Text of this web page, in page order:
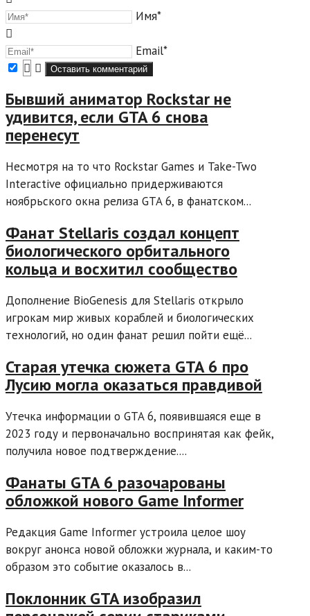
Имя*
Email*
Бывший аниматор Rockstar не
удивится, если GTA 6 снова
перенесут
Несмотря на то что Rockstar Games и Take-Two
Interactive официально придерживаются
ноябрьского окна релиза GTA 6, в фанатском...
Фанат Stellaris создал концепт
биологического орбитального
кольца и восхитил сообщество
Дополнение BioGenesis для Stellaris открыло
игрокам мир живых кораблей и биологических
технологий, но один фанат решил пойти ещё...
Старая утечка сюжета GTA 6 про
Лусию могла оказаться правдивой
Утечка информации о GTA 6, появившаяся еще в
2023 году и первоначально воспринятая как фейк,
получила новое подтверждение....
Фанаты GTA 6 разочарованы
обложкой нового Game Informer
Редакция Game Informer устроила целое шоу
вокруг анонса новой обложки журнала, и каким-то
образом это событие оказалось в...
Поклонник GTA изобразил